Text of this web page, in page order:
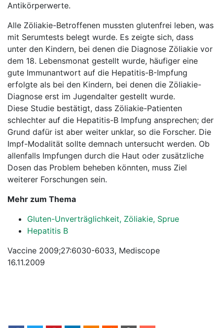
Antikörperwerte.
Alle Zöliakie-Betroffenen mussten glutenfrei leben, was
mit Serumtests belegt wurde. Es zeigte sich, dass
unter den Kindern, bei denen die Diagnose Zöliakie vor
dem 18. Lebensmonat gestellt wurde, häufiger eine
gute Immunantwort auf die Hepatitis-B-Impfung
erfolgte als bei den Kindern, bei denen die Zöliakie-
Diagnose erst im Jugendalter gestellt wurde.
Diese Studie bestätigt, dass Zöliakie-Patienten
schlechter auf die Hepatitis-B Impfung ansprechen; der
Grund dafür ist aber weiter unklar, so die Forscher. Die
Impf-Modalität sollte demnach untersucht werden. Ob
allenfalls Impfungen durch die Haut oder zusätzliche
Dosen das Problem beheben könnten, muss Ziel
weiterer Forschungen sein.
Mehr zum Thema
Gluten-Unverträglichkeit, Zöliakie, Sprue
Hepatitis B
Vaccine 2009;27:6030-6033, Mediscope
16.11.2009